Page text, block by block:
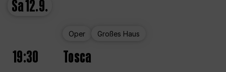
Sa12.9.
Oper Großes Haus
19:30 Tosca